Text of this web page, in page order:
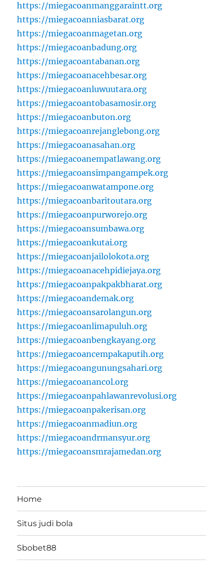
https://miegacoanmanggaraintt.org
https://miegacoanniasbarat.org
https://miegacoanmagetan.org
https://miegacoanbadung.org
https://miegacoantabanan.org
https://miegacoanacehbesar.org
https://miegacoanluwuutara.org
https://miegacoantobasamosir.org
https://miegacoanbuton.org
https://miegacoanrejanglebong.org
https://miegacoanasahan.org
https://miegacoanempatlawang.org
https://miegacoansimpangampek.org
https://miegacoanwatampone.org
https://miegacoanbaritoutara.org
https://miegacoanpurworejo.org
https://miegacoansumbawa.org
https://miegacoankutai.org
https://miegacoanjailolokota.org
https://miegacoanacehpidiejaya.org
https://miegacoanpakpakbharat.org
https://miegacoandemak.org
https://miegacoansarolangun.org
https://miegacoanlimapuluh.org
https://miegacoanbengkayang.org
https://miegacoancempakaputih.org
https://miegacoangunungsahari.org
https://miegacoanancol.org
https://miegacoanpahlawanrevolusi.org
https://miegacoanpakerisan.org
https://miegacoanmadiun.org
https://miegacoandrmansyur.org
https://miegacoansmrajamedan.org
Home
Situs judi bola
Sbobet88